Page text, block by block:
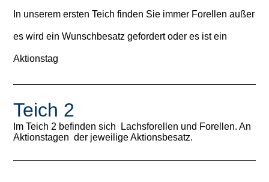
In unserem ersten Teich finden Sie immer Forellen außer
es wird ein Wunschbesatz gefordert oder es ist ein
Aktionstag
Teich 2
Im Teich 2 befinden sich Lachsforellen und Forellen. An
Aktionstagen der jeweilige Aktionsbesatz.